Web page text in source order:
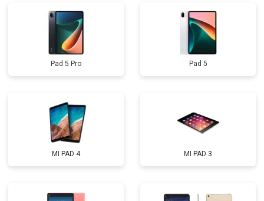
Pad 5 Pro Pad 5
MI PAD 4 MI PAD 3